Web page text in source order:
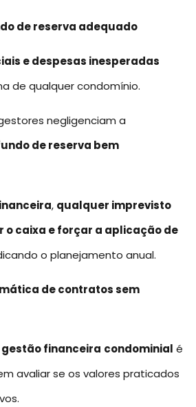
de reserva adequado
e despesas inesperadas
de qualquer condomínio.
negligenciam a
de reserva bem
, qualquer imprevisto
o caixa e forçar a aplicação de
o planejamento anual.
de contratos sem
gestão financeira condominial é
avaliar se os valores praticados